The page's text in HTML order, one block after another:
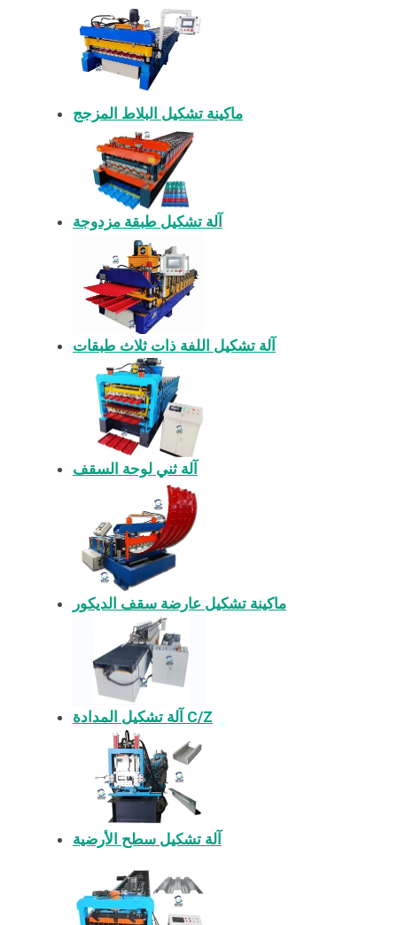
ماكينة تشكيل البلاط المزجج
آلة تشكيل طبقة مزدوجة
آلة تشكيل اللفة ذات ثلاث طبقات
آلة ثني لوحة السقف
ماكينة تشكيل عارضة سقف الديكور
آلة تشكيل المدادة C/Z
آلة تشكيل سطح الأرضية